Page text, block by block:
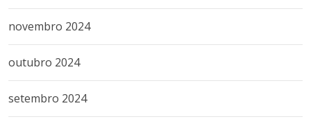
novembro 2024
outubro 2024
setembro 2024